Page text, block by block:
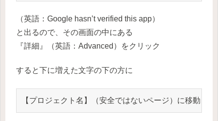
（英語：Google hasn’t verified this app）
と出るので、その画面の中にある
『詳細』（英語：Advanced）をクリック
すると下に増えた文字の下の方に
【プロジェクト名】（安全ではないページ）に移動